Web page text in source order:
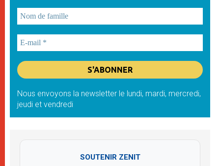
Nous envoyons la newsletter le lundi, mardi, mercredi,
jeudi et vendredi
SOUTENIR ZENIT